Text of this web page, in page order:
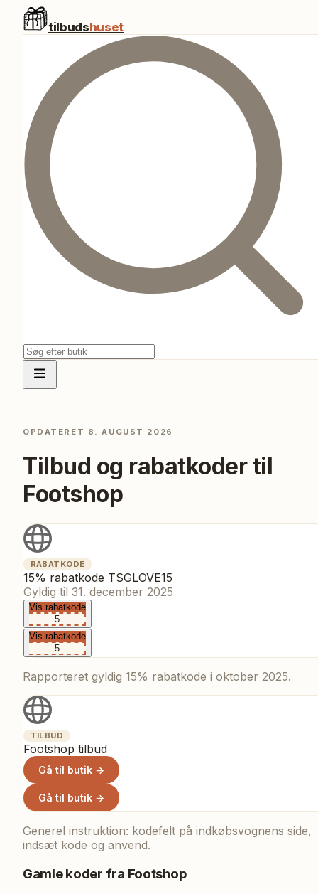
tilbudshuset
OPDATERET 8. AUGUST 2026
Tilbud og rabatkoder til
Footshop
RABATKODE
15% rabatkode TSGLOVE15
Gyldig til 31. december 2025
Vis rabatkode
5
Vis rabatkode
5
Rapporteret gyldig 15% rabatkode i oktober 2025.
TILBUD
Footshop tilbud
Gå til butik →
Gå til butik →
Generel instruktion: kodefelt på indkøbsvognens side,
indsæt kode og anvend.
Gamle koder fra Footshop